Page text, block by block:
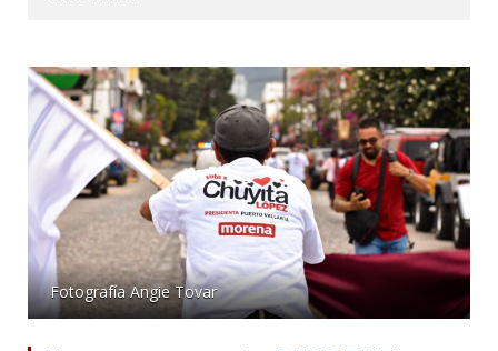
Fotografía Angie Tovar